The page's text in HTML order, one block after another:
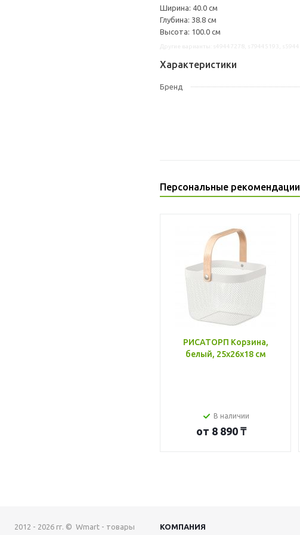
Ширина: 40.0 см
Глубина: 38.8 см
Высота: 100.0 см
Характеристики
Бренд
Персональные рекомендации
РИСАТОРП Корзина,
белый, 25x26x18 см
В наличии
от 8 890 ₸
2012 - 2026 гг. © Wmart - товары
КОМПАНИЯ